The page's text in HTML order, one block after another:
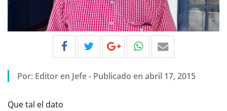
Por: Editor en Jefe- Publicado en abril 17, 2015
Que tal el dato